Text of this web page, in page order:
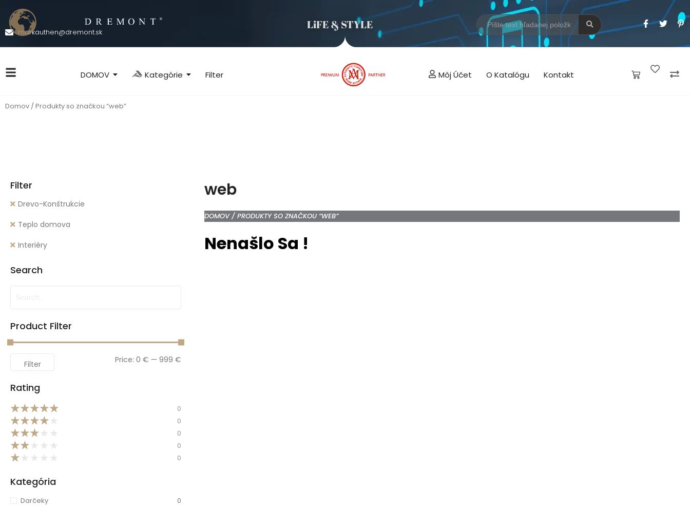
markauthen@dremont.sk
LiFE & STYLE
DOMOV Kategórie Filter Môj Účet O Katalógu Kontakt
Domov / Produkty so značkou “web”
Filter
Drevo-Konštrukcie
Teplo domova
Interiéry
Search
Product Filter
Filter Price:0 € —999 €
Rating
★★★★★ 0
★★★★ 0
★★★ 0
★★ 0
★ 0
Kategória
Darčeky
0
web
DOMOV/ PRODUKTY SO ZNAČKOU “WEB”
Nenašlo Sa !